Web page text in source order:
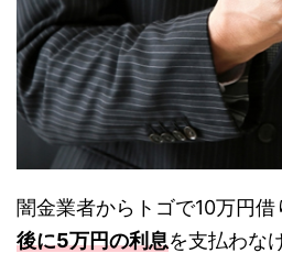
闇金業者からトゴで10万円借
後に5万円の利息を支払わな